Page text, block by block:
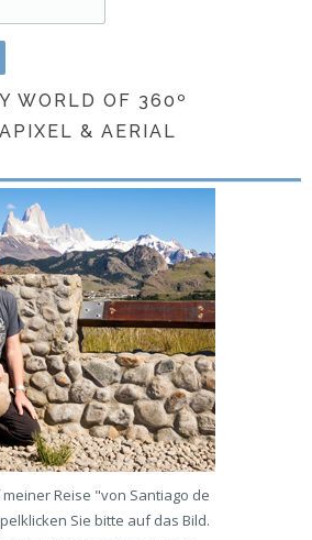
WORLD OF 360º
& AERIAL
Reise "von Santiago de
Sie bitte auf das Bild.